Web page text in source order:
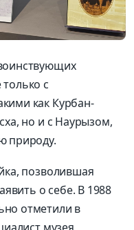
с
как Курбан-
но и с Наурызом,
природу.
позволившая
о себе. В 1988
отметили в